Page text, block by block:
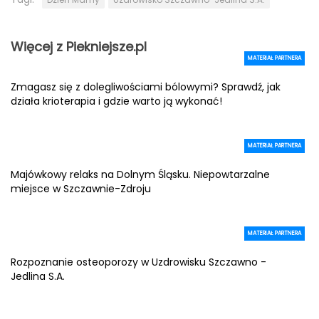
Więcej z Piekniejsze.pl
MATERIAŁ PARTNERA
Zmagasz się z dolegliwościami bólowymi? Sprawdź, jak
działa krioterapia i gdzie warto ją wykonać!
MATERIAŁ PARTNERA
Majówkowy relaks na Dolnym Śląsku. Niepowtarzalne
miejsce w Szczawnie-Zdroju
MATERIAŁ PARTNERA
Rozpoznanie osteoporozy w Uzdrowisku Szczawno -
Jedlina S.A.